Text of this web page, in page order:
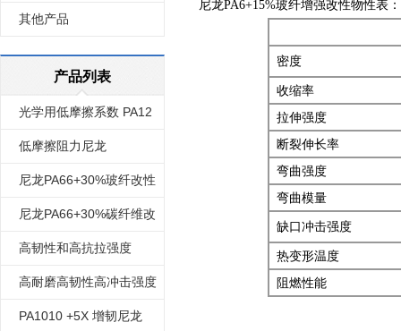
其他产品
产品列表
光学用低摩擦系数 PA12
透明尼龙
低摩擦阻力尼龙
PA66+35%玻纤改性
尼龙PA66+30%玻纤改性
尼龙PA66+30%碳纤维改
性
高韧性和高抗拉强度
PA610 尼龙610
高耐磨高韧性高冲击强度
的 尼龙612
PA1010 +5X 增韧尼龙
尼龙PA6+15%玻纤增强改性物性表：
密度
收缩率
拉伸强度
断裂伸长率
弯曲强度
弯曲模量
缺口冲击强度
热变形温度
阻燃性能